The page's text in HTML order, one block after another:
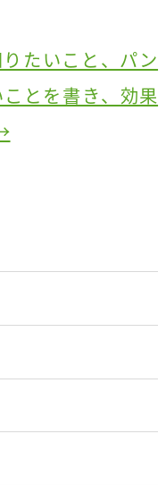
たいこと、パン
とを書き、効果